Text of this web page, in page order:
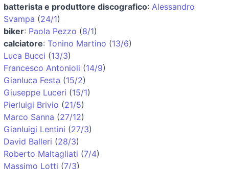
batterista e produttore discografico: Alessandro
Svampa (24/1)
biker: Paola Pezzo (8/1)
calciatore: Tonino Martino (13/6)
Luca Bucci (13/3)
Francesco Antonioli (14/9)
Gianluca Festa (15/2)
Giuseppe Luceri (15/1)
Pierluigi Brivio (21/5)
Marco Sanna (27/12)
Gianluigi Lentini (27/3)
David Balleri (28/3)
Roberto Maltagliati (7/4)
Massimo Lotti (7/3)